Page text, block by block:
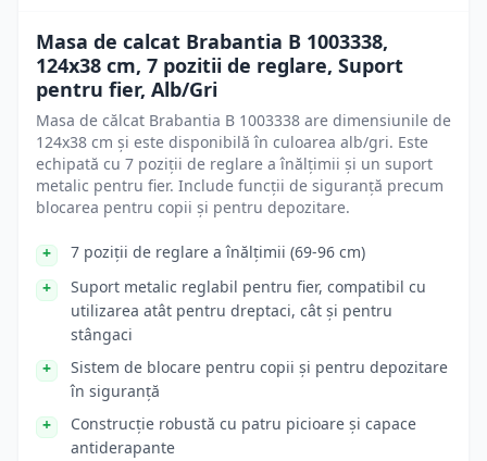
Masa de calcat Brabantia B 1003338,
124x38 cm, 7 pozitii de reglare, Suport
pentru fier, Alb/Gri
Masa de călcat Brabantia B 1003338 are dimensiunile de
124x38 cm și este disponibilă în culoarea alb/gri. Este
echipată cu 7 poziții de reglare a înălțimii și un suport
metalic pentru fier. Include funcții de siguranță precum
blocarea pentru copii și pentru depozitare.
7 poziții de reglare a înălțimii (69-96 cm)
Suport metalic reglabil pentru fier, compatibil cu
utilizarea atât pentru dreptaci, cât și pentru
stângaci
Sistem de blocare pentru copii și pentru depozitare
în siguranță
Construcție robustă cu patru picioare și capace
antiderapante